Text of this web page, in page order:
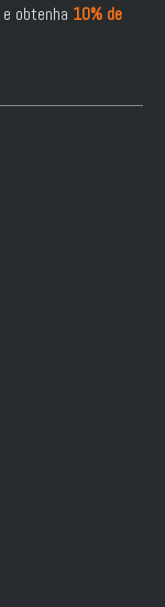
e obtenha 10% de